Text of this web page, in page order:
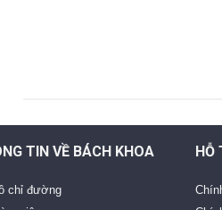
TIN VỀ BÁCH KHOA
chỉ đường
HỖ